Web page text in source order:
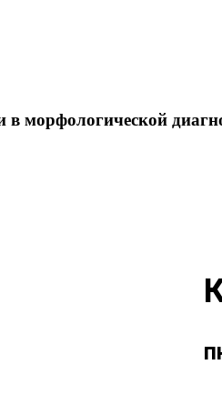
в морфологической